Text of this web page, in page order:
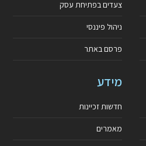
צעדים בפתיחת עסק
ניהול פיננסי
פרסם באתר
מידע
חדשות זכיינות
מאמרים